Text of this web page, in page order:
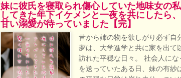
妹に彼氏を寝取られ傷心していた地味女の
してきた年下イケメンと一夜を共にしたら
甘い溺愛が待っていました【完】
昔から姉の物を欲しがり必ず自
夢は、大学進学と共に家を出て
訪れた平穏な日々。 社会人に
を送っていたある日、妹の有紗